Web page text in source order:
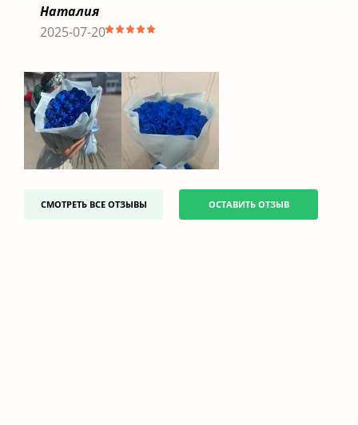
Наталия
2025-07-20
СМОТРЕТЬ ВСЕ ОТЗЫВЫ ОСТАВИТЬ ОТЗЫВ